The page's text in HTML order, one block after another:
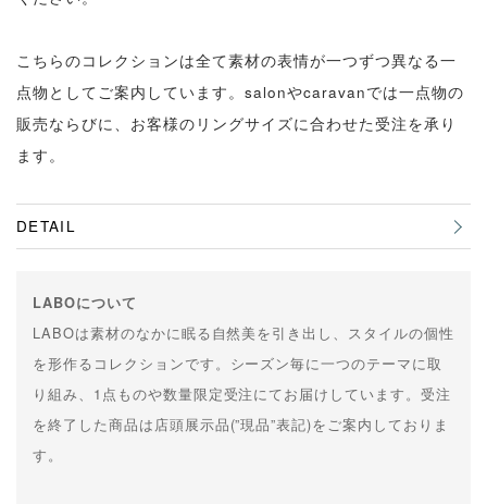
こちらのコレクションは全て素材の表情が一つずつ異なる一
点物としてご案内しています。salonやcaravanでは一点物の
販売ならびに、お客様のリングサイズに合わせた受注を承り
ます。
DETAIL
LABOについて
LABOは素材のなかに眠る自然美を引き出し、スタイルの個性
を形作るコレクションです。シーズン毎に一つのテーマに取
り組み、1点ものや数量限定受注にてお届けしています。受注
を終了した商品は店頭展示品(”現品”表記)をご案内しておりま
す。